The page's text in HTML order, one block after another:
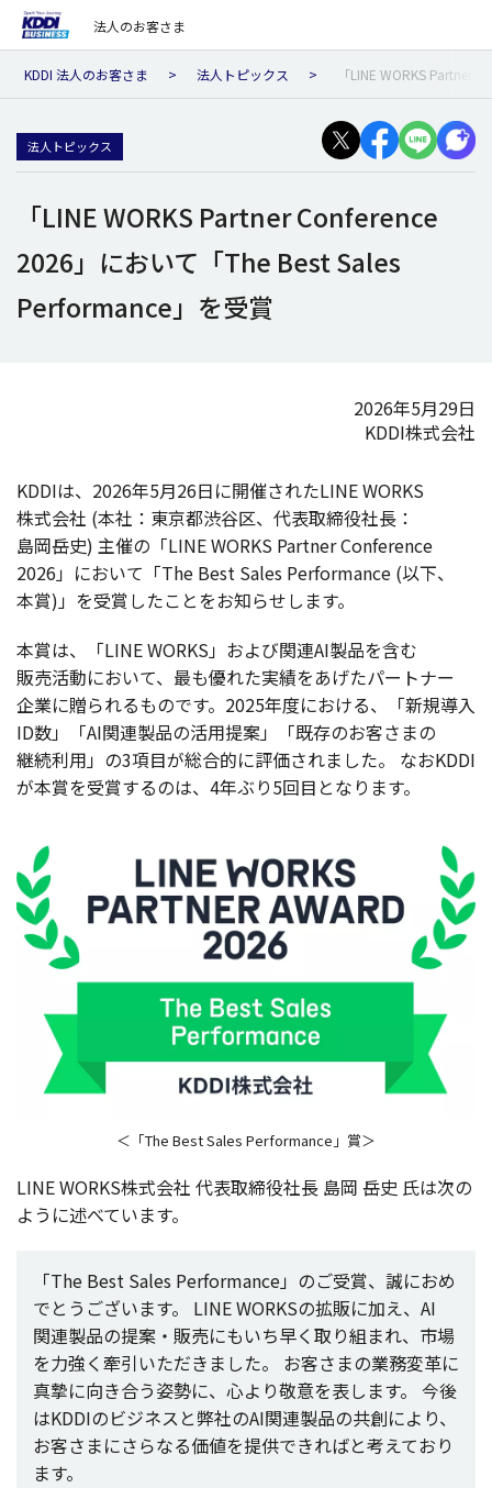
法人のお客さま
KDDI 法人のお客さま 法人トピックス 「LINE WORKS Partner
法人トピックス
「LINE WORKS Partner Conference
2026」において「The Best Sales
Performance」を受賞
2026年5月29日
KDDI株式会社
KDDIは、2026年5月26日に開催されたLINE WORKS
株式会社 (本社 ： 東京都渋谷区、 代表取締役社長 ：
島岡岳史) 主催の「LINE WORKS Partner Conference
2026」において「The Best Sales Performance (以下、
本賞)」を受賞したことをお知らせします。
本賞は、「LINE WORKS」および関連AI製品を含む
販売活動において、最も優れた実績をあげたパートナー
企業に贈られるものです。2025年度における、
「新規導入
ID数」「AI関連製品の活用提案」「既存のお客さまの
継続利用」の3項目が総合的に評価されました。
なおKDDI
が本賞を受賞するのは、4年ぶり5回目 となります。
＜「The Best Sales Performance」賞＞
LINE WORKS株式会社 代表取締役社長 島岡 岳史 氏は次の
ように述べています。
「The Best Sales Performance」のご受賞、誠におめ
でとうございます。
LINE WORKSの拡販に加え、AI
関連製品の提案 ・ 販売にもいち早く取り組まれ、 市場
を力強く牽引いただきました。 お客さまの業務変革に
真摯に向き合う姿勢に、心より敬意を表します。 今後
はKDDIのビジネスと弊社のAI関連製品の共創により、
お客さまにさらなる価値を提供できればと考えており
ます。